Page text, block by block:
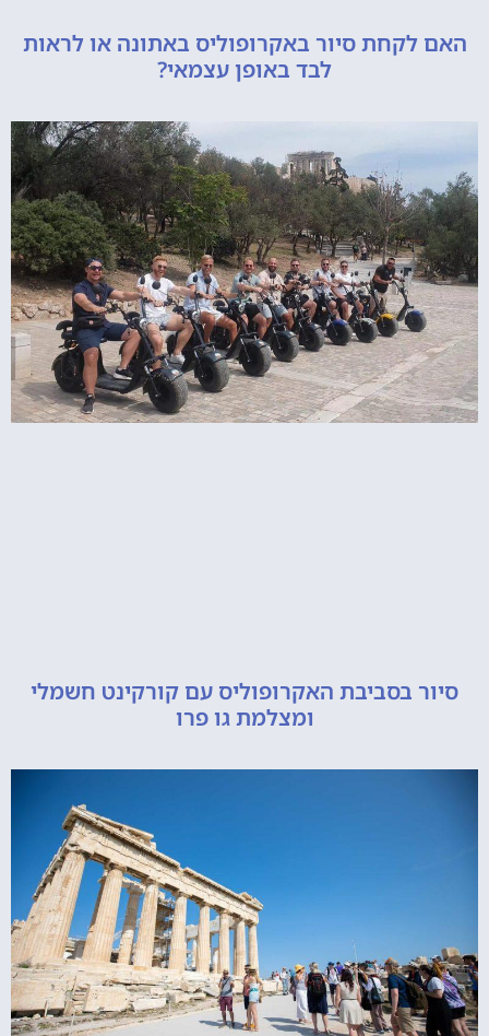
סיור באקרופוליס באתונה או לראות
לבד באופן עצמאי?
בסביבת האקרופוליס עם קורקינט חשמלי
ומצלמת גו פרו